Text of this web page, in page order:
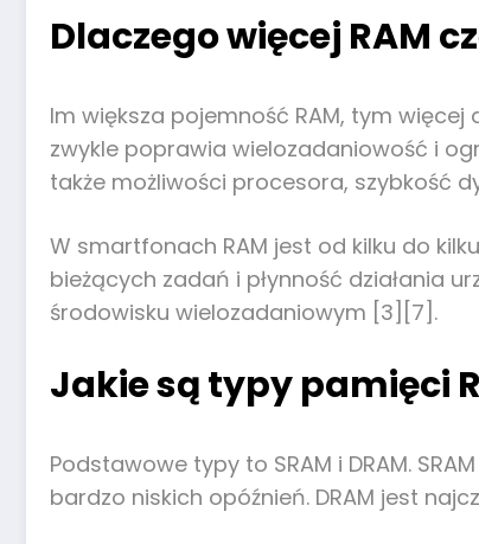
Dlaczego więcej RAM
Im większa pojemność RAM, tym
zwykle poprawia wielozadaniowość i
także możliwości procesora, szybkość
W smartfonach RAM jest od kilku do
bieżących zadań i płynność działania
środowisku wielozadaniowym [3][7].
Jakie są typy pamięci
Podstawowe typy to SRAM i DRAM.
bardzo niskich opóźnień. DRAM jest